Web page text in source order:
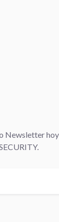
Newsletter